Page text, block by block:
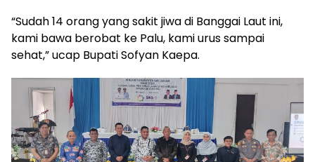
“Sudah 14 orang yang sakit jiwa di Banggai Laut ini,
kami bawa berobat ke Palu, kami urus sampai
sehat,” ucap Bupati Sofyan Kaepa.